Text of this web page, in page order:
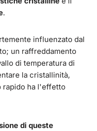
.
influenzato dal
un raffreddamento
di temperatura di
la cristallinità,
rapido ha l'effetto
di queste